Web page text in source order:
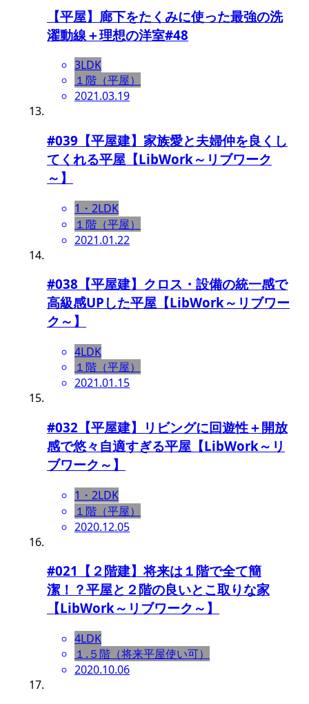
【平屋】廊下をたくみに使った最強の洗
濯動線＋理想の洋室#48
3LDK
１階（平屋）
2021.03.19
#039【平屋建】家族愛と夫婦仲を良くし
てくれる平屋【LibWork～リブワーク
～】
1・2LDK
１階（平屋）
2021.01.22
#038【平屋建】クロス・設備の統一感で
高級感UPした平屋【LibWork～リブワー
ク～】
4LDK
１階（平屋）
2021.01.15
#032【平屋建】リビングに回遊性＋開放
感で悠々自適すぎる平屋【LibWork～リ
ブワーク～】
1・2LDK
１階（平屋）
2020.12.05
#021【２階建】将来は１階で全て簡
潔！？平屋と２階の良いとこ取りな家
【LibWork～リブワーク～】
4LDK
１.５階（将来平屋使い可）
2020.10.06